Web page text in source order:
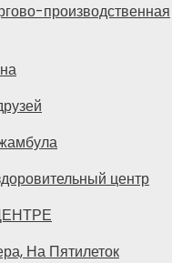
производственная
центр
На Пятилеток